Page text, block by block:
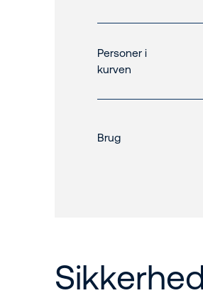
Personer i
kurven
Brug